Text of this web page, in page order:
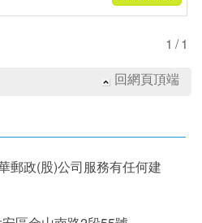
1/1
回網頁頂端
郵政(股)公司服務有任何建